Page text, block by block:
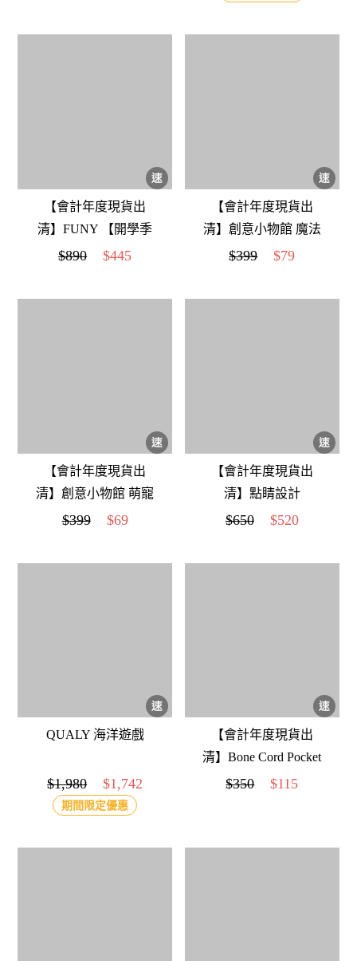
【會計年度現貨出
清】FUNY 【開學季
必備】童潮運動雙肩
$890 $445
【會計年度現貨出
清】創意小物館 魔法
熊彈跳保溫杯 粉藍
$399 $79
【會計年度現貨出
清】創意小物館 萌寵
小夜燈手提禮盒 派對
$399 $69
【會計年度現貨出
清】點睛設計
DOTdesign re-ing 天然
竹色)
$650 $520
QUALY 海洋遊戲
$1,980 $1,742
期間限定優惠
【會計年度現貨出
清】Bone Cord Pocket
收線扣-米奇
$350 $115